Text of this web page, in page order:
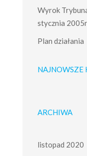
Wyrok
stycznia
Plan działania
NAJNOWSZE
ARCHIWA
listopad 2020